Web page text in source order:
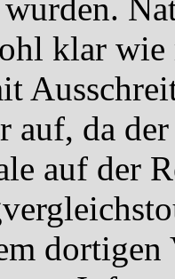
wurden.
klar
auf, da
auf der